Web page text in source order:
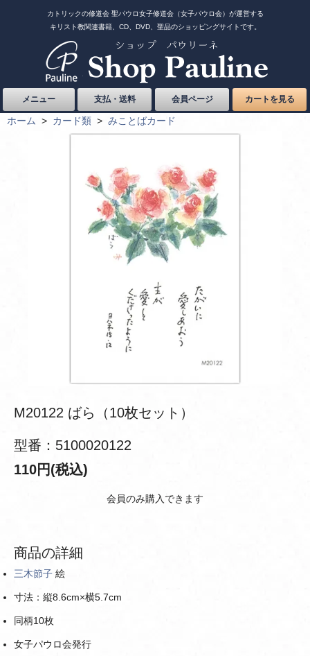
カトリックの修道会 聖パウロ女子修道会（女子パウロ会）が運営する
キリスト教関連書籍、CD、DVD、聖品のショッピングサイトです。
メニュー 支払・送料 会員ページ カートを見る
ホーム > カード類 > みことばカード
M20122 ばら（10枚セット）
型番：5100020122
110円(税込)
会員のみ購入できます
商品の詳細
三木節子 絵
寸法：縦8.6cm×横5.7cm
同柄10枚
女子パウロ会発行